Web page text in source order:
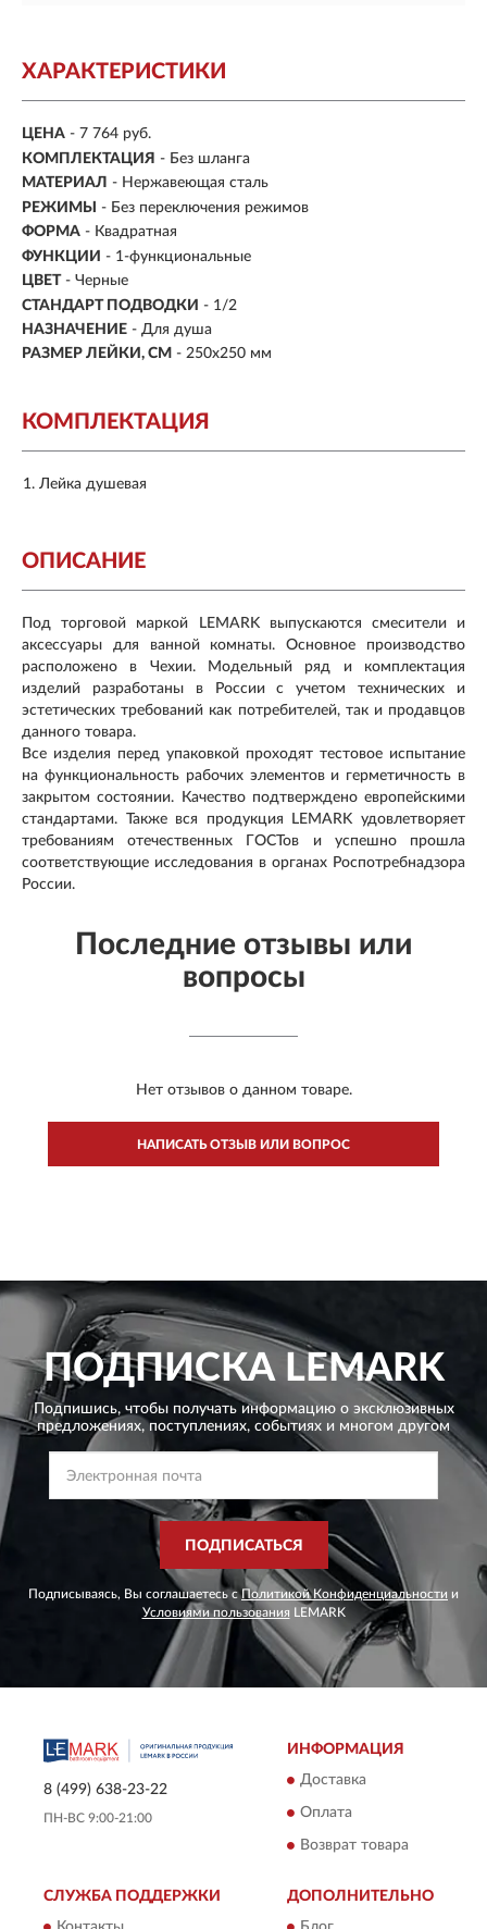
ХАРАКТЕРИСТИКИ
ЦЕНА - 7 764 руб.
КОМПЛЕКТАЦИЯ - Без шланга
МАТЕРИАЛ - Нержавеющая сталь
РЕЖИМЫ
- Без переключения режимов
ФОРМА - Квадратная
ФУНКЦИИ - 1-функциональные
ЦВЕТ - Черные
СТАНДАРТ ПОДВОДКИ - 1/2
НАЗНАЧЕНИЕ - Для душа
РАЗМЕР ЛЕЙКИ, СМ - 250х250 мм
КОМПЛЕКТАЦИЯ
Лейка душевая
ОПИСАНИЕ
Под торговой маркой LEMARK выпускаются смесители и
аксессуары для ванной комнаты. Основное производство
расположено в Чехии. Модельный ряд и комплектация
изделий разработаны в России с учетом технических и
эстетических требований как потребителей, так и продавцов
данного товара.
Все изделия перед упаковкой проходят тестовое испытание
на функциональность рабочих элементов и герметичность в
закрытом состоянии. Качество подтверждено европейскими
стандартами. Также вся продукция LEMARK удовлетворяет
требованиям отечественных ГОСТов и успешно прошла
соответствующие исследования в органах Роспотребнадзора
России.
Последние отзывы или
вопросы
Нет отзывов о данном товаре.
НАПИСАТЬ ОТЗЫВ ИЛИ ВОПРОС
ПОДПИСКАLEMARK
Подпишись, чтобы получать информацию о эксклюзивных
предложениях, поступлениях, событиях и многом другом
ПОДПИСАТЬСЯ
Подписываясь, Вы соглашаетесь сПолитикой Конфиденциальности и
Условиями пользования LEMARK
8 (499) 638-23-22
ПН-ВС 9:00-21:00
ИНФОРМАЦИЯ
Доставка
Оплата
Возврат товара
СЛУЖБА ПОДДЕРЖКИ ДОПОЛНИТЕЛЬНО